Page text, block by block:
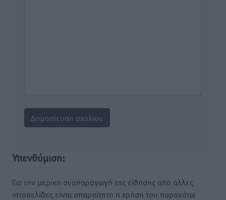
Υπενθύμιση:
Για την μερική αναπαραγωγή της είδησης από άλλες
ιστοσελίδες είναι απαραίτητη η χρήση του παρακάτω